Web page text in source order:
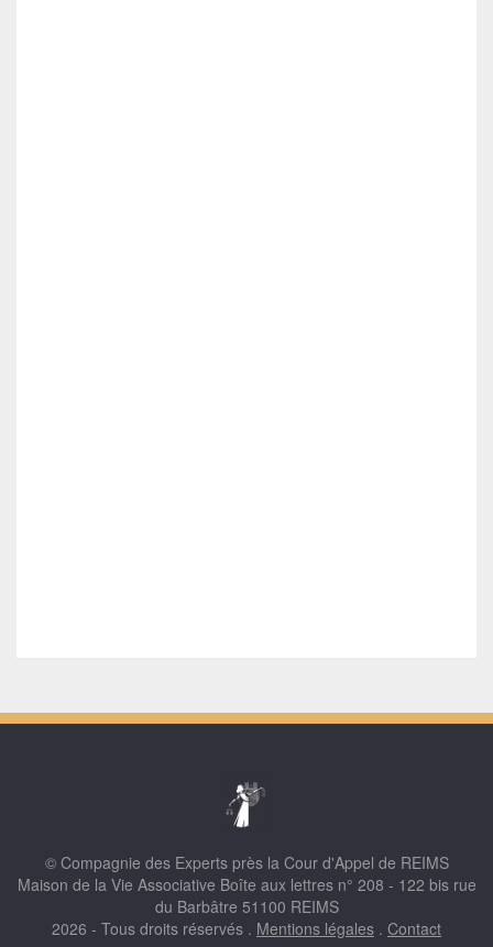
© Compagnie des Experts près la Cour d'Appel de REIMS
Maison de la Vie Associative Boîte aux lettres n° 208 - 122 bis rue
du Barbâtre 51100 REIMS
2026 - Tous droits réservés . Mentions légales . Contact